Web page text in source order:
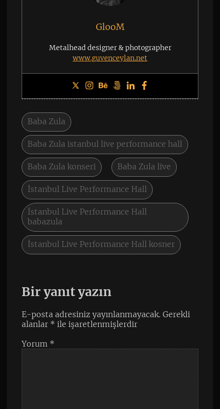
GlooM
Metalhead designer & photographer
www.guvenceylan.net
Baba Zula
Baba Zula istanbul live performance hall
Baba Zula konseri Baba Zula live
İstanbul Live Performance Hall
İstanbul Live Performance Hall
babazula
İstanbul Live Performance Hall kosner
Bir yanıt yazın
E-posta adresiniz yayınlanmayacak. Gerekli
alanlar * ile işaretlenmişlerdir
Yorum *